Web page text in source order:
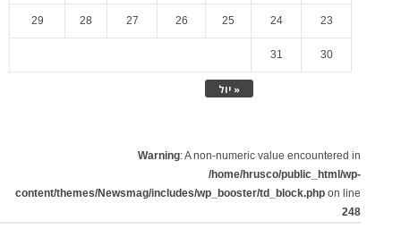
« יול
23
24
25
26
27
28
29
30
31
Warning: A non-numeric value encountered in
/home/hrusco/public_html/wp-
content/themes/Newsmag/includes/wp_booster/td_block.php on line
248